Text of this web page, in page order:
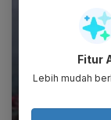
Fitur
Lebih mudah